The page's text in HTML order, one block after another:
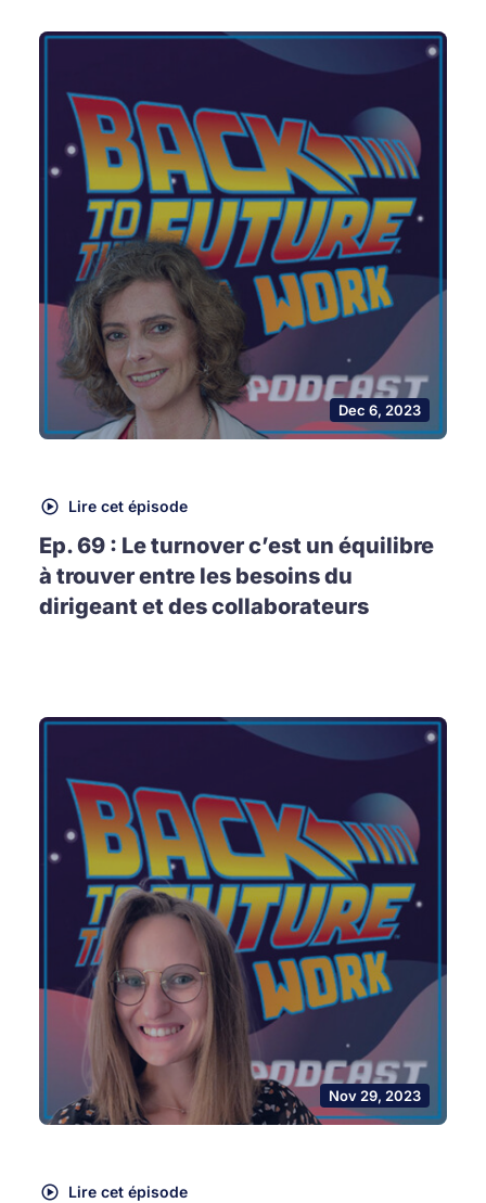
Dec 6, 2023
Lire cet épisode
Ep. 69 : Le turnover c’est un équilibre
à trouver entre les besoins du
dirigeant et des collaborateurs
Nov 29, 2023
Lire cet épisode